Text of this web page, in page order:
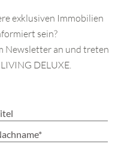
exklusiven Immobilien
sein?
Newsletter an und treten
DELUXE.